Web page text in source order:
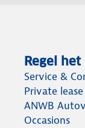
Regel het
Service &
Private lease
ANWB
Occasions